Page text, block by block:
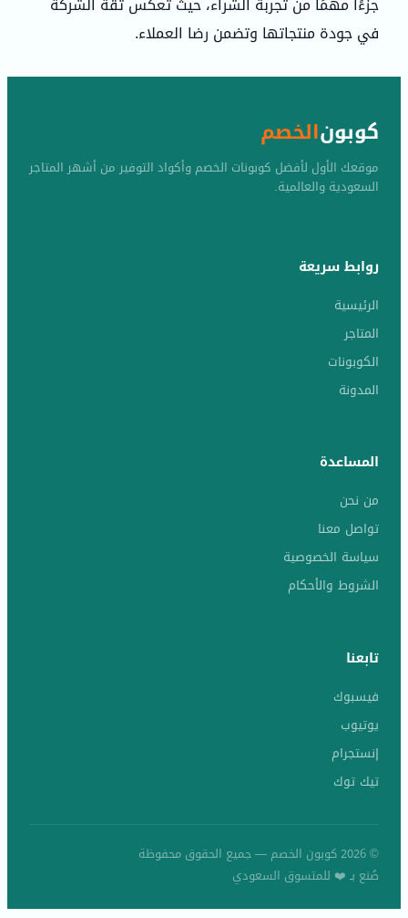
في جودة منتجاتها وتضمن رضا العملاء.
كوبونالخصم
موقعك الأول لأفضل كوبونات الخصم وأكواد التوفير من أشهر المتاجر
السعودية والعالمية.
روابط سريعة
الرئيسية
المتاجر
الكوبونات
المدونة
المساعدة
من نحن
تواصل معنا
سياسة الخصوصية
الشروط والأحكام
تابعنا
فيسبوك
يوتيوب
إنستجرام
تيك توك
© 2026 كوبون الخصم — جميع الحقوق محفوظة
صُنع بـ ❤️ للمتسوق السعودي